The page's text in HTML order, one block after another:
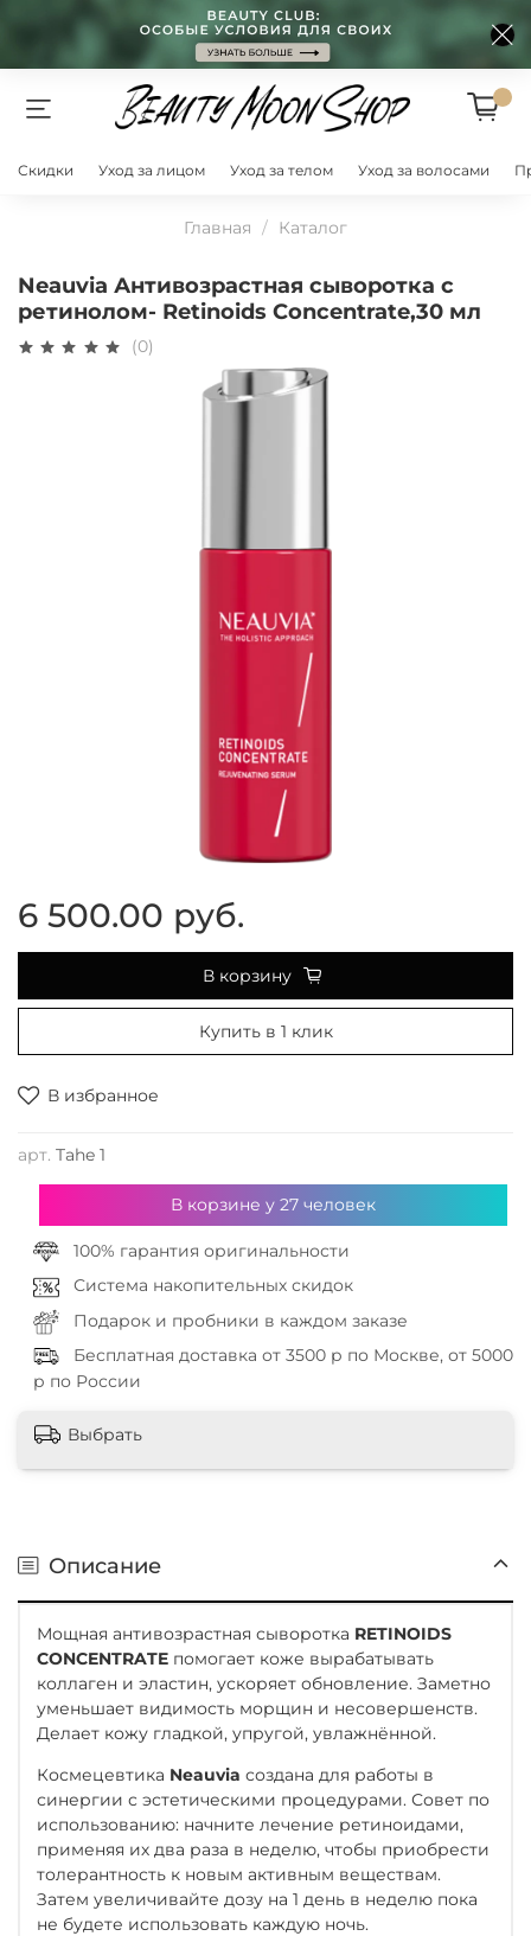
Скидки Уход за лицом Уход за телом Уход за волосами
Главная Каталог
Neauvia Антивозрастная сыворотка c
ретинолом- Retinoids Concentrate,30 мл
(0)
В избранное
арт. Tahe 1
6 500.00 руб.
В корзину
Купить в 1 клик
В корзине у 27человек
100% гарантия оригинальности
Система накопительных скидок
Подарок и пробники в каждом заказе
Бесплатная доставка от 3500 р по Москве, от 5000
р по России
Выбрать
Описание
Мощная антивозрастная сыворотка RETINOIDS
CONCENTRATE помогает коже вырабатывать
коллаген и эластин, ускоряет обновление. Заметно
уменьшает видимость морщин и несовершенств.
Делает кожу гладкой, упругой, увлажнённой.
Космецевтика Neauvia создана для работы в
синергии с эстетическими процедурами. Совет по
использованию: начните лечение ретиноидами,
применяя их два раза в неделю, чтобы приобрести
толерантность к новым активным веществам.
Затем увеличивайте дозу на 1 день в неделю пока
не будете использовать каждую ночь.